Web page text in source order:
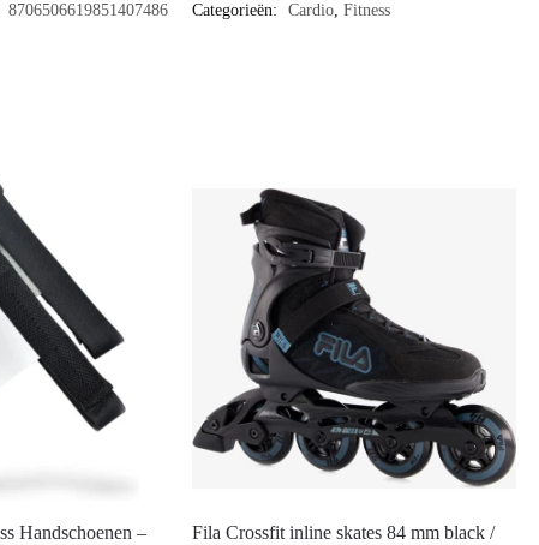
8706506619851407486 Categorieën: Cardio, Fitness
Handschoenen –
Fila Crossfit inline skates 84 mm black /